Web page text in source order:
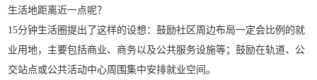
生活地距离近一点呢？
15分钟生活圈提出了这样的设想：鼓励社区周边布局一定会比例的就
业用地，主要包括商业、商务以及公共服务设施等；鼓励在轨道、公
交站点或公共活动中心周围集中安排就业空间。